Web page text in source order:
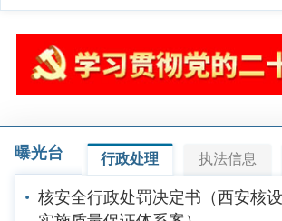
曝光台 行政处理 执法信息
核安全行政处罚决定书（西安核